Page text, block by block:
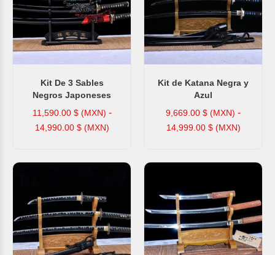
Kit De 3 Sables
Negros Japoneses
11,590.00 $ (MXN) -
14,990.00 $ (MXN)
Kit de Katana Negra y
Azul
9,669.00 $ (MXN) -
14,999.00 $ (MXN)